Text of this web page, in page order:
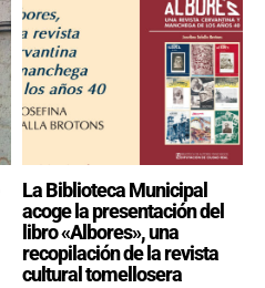
La Biblioteca Municipal
acoge la presentación del
libro «Albores», una
recopilación de la revista
cultural tomellosera